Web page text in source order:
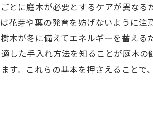
とに庭木が必要とするケアが異なる
花芽や葉の発育を妨げないように注
木が冬に備えてエネルギーを蓄える
した手入れ方法を知ることが庭木の
す。これらの基本を押さえることで